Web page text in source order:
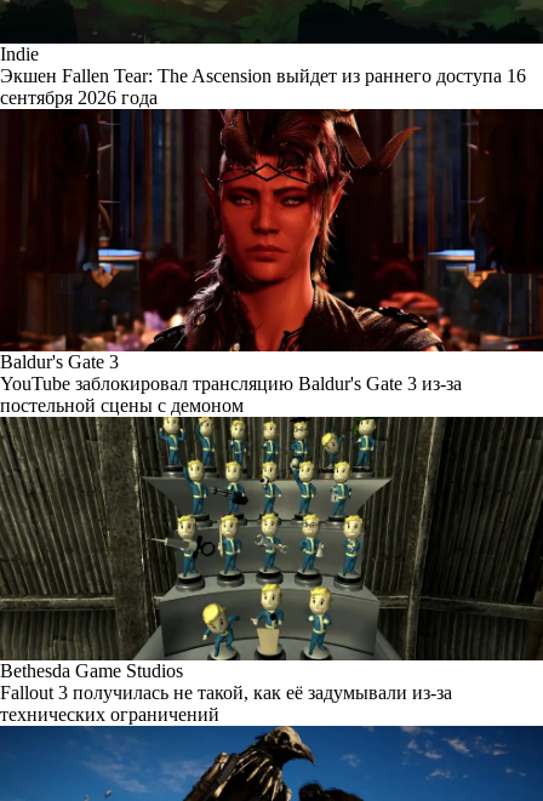
Indie
Экшен Fallen Tear: The Ascension выйдет из раннего доступа 16
сентября 2026 года
Baldur's Gate 3
YouTube заблокировал трансляцию Baldur's Gate 3 из-за
постельной сцены с демоном
Bethesda Game Studios
Fallout 3 получилась не такой, как её задумывали из-за
технических ограничений